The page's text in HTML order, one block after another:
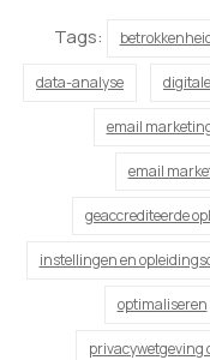
Tags:
data-analyse
email
email
geaccrediteerde
instellingen en
optimaliseren
privacywetgeving